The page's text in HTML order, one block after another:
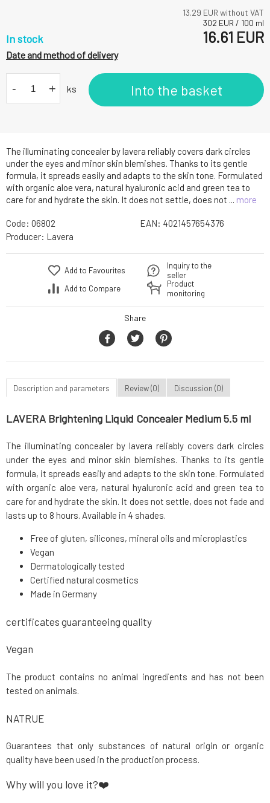
The illuminating concealer by lavera reliably covers dark circles
under the eyes and minor skin blemishes. Thanks to its gentle
formula, it spreads easily and adapts to the skin tone. Formulated
with organic aloe vera, natural hyaluronic acid and green tea to
care for and hydrate the skin. It does not settle, does not ... more
13.29 EUR without VAT
302 EUR / 100 ml
In stock 16.61 EUR
Date and method of delivery
- + ks Into the basket
Code: 06802 EAN: 4021457654376
Producer: Lavera
Add to Favourites
Add to Compare
Inquiry to the
seller
Product
monitoring
Share
Description and parameters Review (0) Discussion (0)
LAVERA Brightening Liquid Concealer Medium 5.5 ml
The illuminating concealer by lavera reliably covers dark circles
under the eyes and minor skin blemishes. Thanks to its gentle
formula, it spreads easily and adapts to the skin tone. Formulated
with organic aloe vera, natural hyaluronic acid and green tea to
care for and hydrate the skin. It does not settle, does not fade and
lasts up to 8 hours. Available in 4 shades.
Free of gluten, silicones, mineral oils and microplastics
Vegan
Dermatologically tested
Certified natural cosmetics
Made in Germany
certificates guaranteeing quality
Vegan
The product contains no animal ingredients and has not been
tested on animals.
NATRUE
Guarantees that only substances of natural origin or organic
quality have been used in the production process.
Why will you love it?❤️